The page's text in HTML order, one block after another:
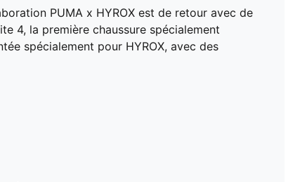
PUMA x HYROX est de retour avec de
4, la première chaussure spécialement
spécialement pour HYROX, avec des